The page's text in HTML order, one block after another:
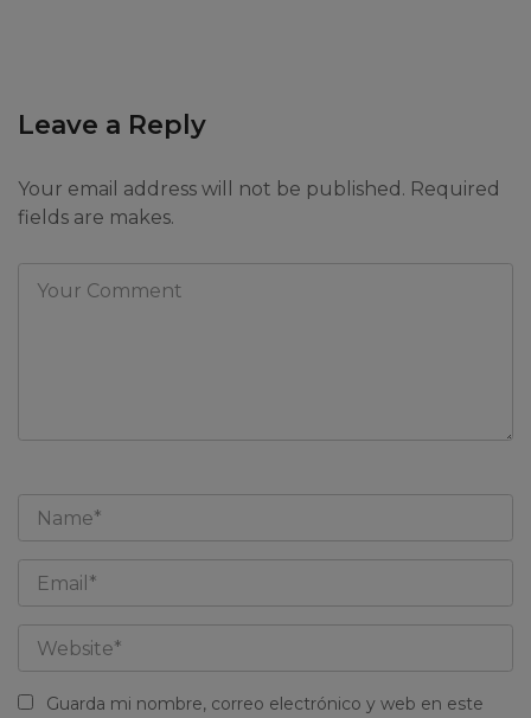
Leave a Reply
Your email address will not be published. Required
fields are makes.
Guarda mi nombre, correo electrónico y web en este